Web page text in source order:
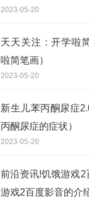
2023-05-20
天天关注：开学啦
啦简笔画）
2023-05-20
新生儿苯丙酮尿症
丙酮尿症的症状）
2023-05-20
前沿资讯!饥饿游戏
游戏2百度影音的介